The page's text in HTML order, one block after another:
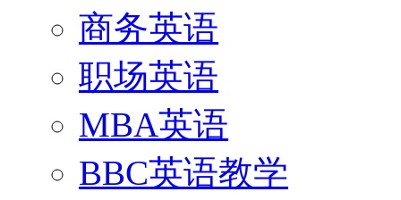
商务英语
职场英语
MBA英语
BBC英语教学